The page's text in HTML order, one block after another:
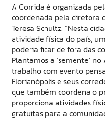
A Corrida é organizada
coordenada pela diretora
Teresa Schultz. “Nesta
atividade física do país,
poderia ficar de fora das
Plantamos a ‘semente’
trabalho com evento
Florianópolis e seus
que também coordena o
proporciona atividades
gratuitas para a